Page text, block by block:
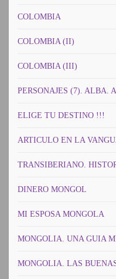
COLOMBIA
COLOMBIA (II)
COLOMBIA (III)
PERSONAJES (7). ALBA.
ELIGE TU DESTINO !!!
ARTICULO EN LA
TRANSIBERIANO.
DINERO MONGOL
MI ESPOSA MONGOLA
MONGOLIA. UNA GUIA
MONGOLIA. LAS